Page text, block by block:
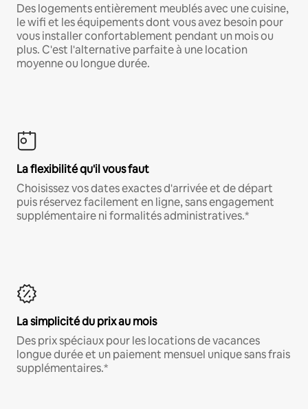
Des logements entièrement meublés avec une cuisine,
le wifi et les équipements dont vous avez besoin pour
vous installer confortablement pendant un mois ou
plus. C'est l'alternative parfaite à une location
moyenne ou longue durée.
La flexibilité qu'il vous faut
Choisissez vos dates exactes d'arrivée et de départ
puis réservez facilement en ligne, sans engagement
supplémentaire ni formalités administratives.*
La simplicité du prix au mois
Des prix spéciaux pour les locations de vacances
longue durée et un paiement mensuel unique sans frais
supplémentaires.*